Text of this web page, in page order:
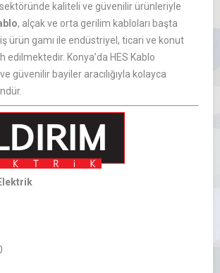
kaliteli ve güvenilir ürünleriyle
, alçak ve orta gerilim kabloları başta
ürün gamı ile endüstriyel, ticari ve konut
edilmektedir. Konya’da HES Kablo
güvenilir bayiler aracılığıyla kolayca